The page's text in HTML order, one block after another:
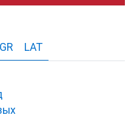
GR LAT